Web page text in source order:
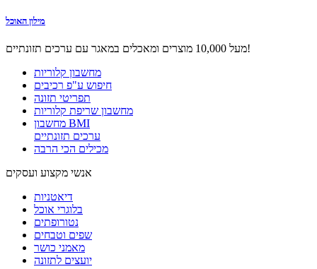
מילון האוכל
מעל 10,000 מוצרים ומאכלים במאגר עם ערכים תזונתיים!
מחשבון קלוריות
חיפוש ע"פ רכיבים
תפריטי תזונה
מחשבון שריפת קלוריות
מחשבון BMI
ערכים תזונתיים
מכילים הכי הרבה
אנשי מקצוע ועסקים
דיאטניות
בלוגרי אוכל
נטורופתים
שפים וטבחים
מאמני כושר
יועצים לתזונה